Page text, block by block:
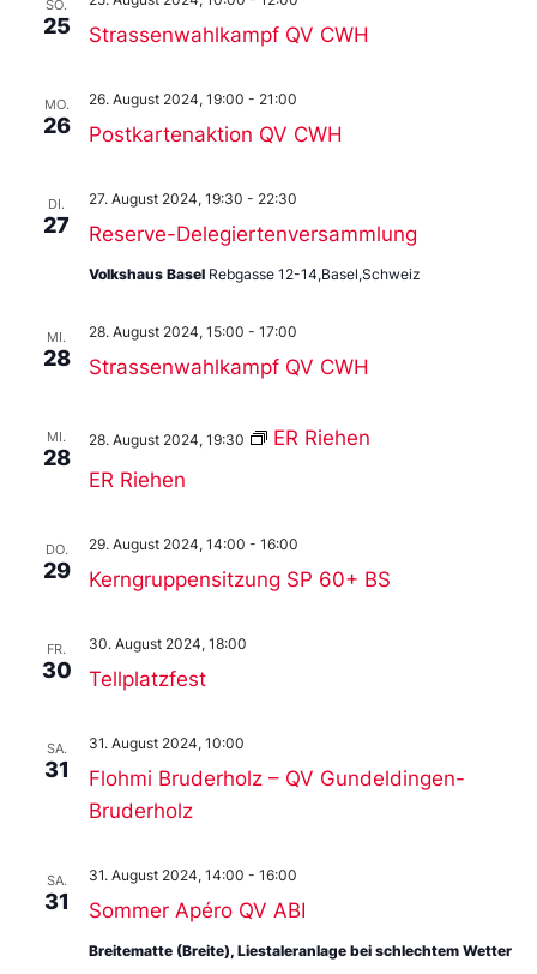
SO.
25 Strassenwahlkampf QV CWH
MO.
26 Postkartenaktion QV CWH
26. August 2024, 19:00 - 21:00
DI.
27 Reserve-Delegiertenversammlung
27. August 2024, 19:30 - 22:30
Volkshaus Basel Rebgasse 12-14,Basel,Schweiz
MI.
28 Strassenwahlkampf QV CWH
28. August 2024, 15:00 - 17:00
MI.
28
ER Riehen
28. August 2024, 19:30 ER Riehen
DO.
29 Kerngruppensitzung SP 60+ BS
29. August 2024, 14:00 - 16:00
FR.
30 Tellplatzfest
30. August 2024, 18:00
SA.
31
Flohmi Bruderholz – QV Gundeldingen-
Bruderholz
31. August 2024, 10:00
SA.
31 Sommer Apéro QV ABI
31. August 2024, 14:00 - 16:00
Breitematte (Breite), Liestaleranlage bei schlechtem Wetter